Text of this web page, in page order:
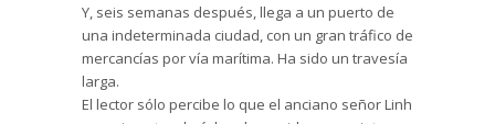
comer, pero comprende que ha de hacerlo
porque tiene que reponer fuerzas....”si no por él,
por la niña”.
Qué importancia da a esas sensaciones de los
Y, seis semanas después, llega a un puerto de
una indeterminada ciudad, con un gran tráfico de
mercancías por vía marítima. Ha sido un travesía
larga.
El lector sólo percibe lo que el anciano señor Linh